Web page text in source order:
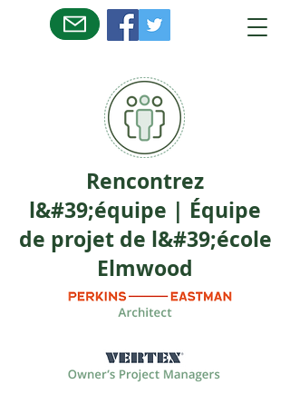
Rencontrez
l&#39;équipe | Équipe
de projet de l&#39;école
Elmwood